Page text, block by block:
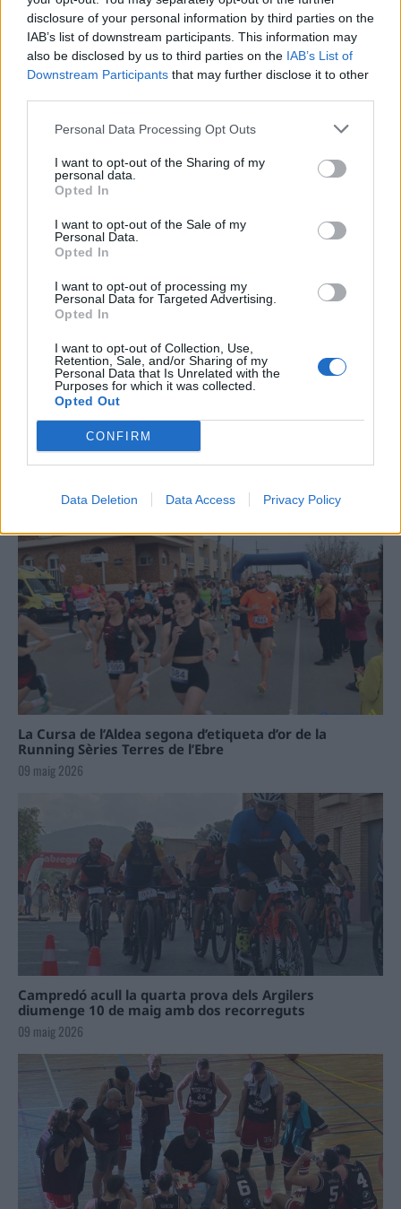
disclosure of your personal information by third parties on the
IAB’s list of downstream participants. This information may
also be disclosed by us to third parties on the IAB’s List of
Downstream Participants that may further disclose it to other
Personal Data Processing Opt Outs
I want to opt-out of the Sharing of my
personal data.
Opted In
I want to opt-out of the Sale of my
Personal Data.
Opted In
I want to opt-out of processing my
Personal Data for Targeted Advertising.
Opted In
I want to opt-out of Collection, Use,
Retention, Sale, and/or Sharing of my
Personal Data that Is Unrelated with the
Purposes for which it was collected.
Opted Out
CONFIRM
Data Deletion Data Access Privacy Policy
termini de les obres de l’aparcament
dels terrenys de Renfe per les altes
temperatures
7 d'agost de 2026
Amposta recupera les Cases del Castell
vincula patrimoni, turisme i
enguany amb més modistes i gairebé
d’Amposta”
31 de juliol de 2026
La Cursa de l’Aldea segona d’etiqueta d’or de la
Running Sèries Terres de l’Ebre
09 maig 2026
Campredó acull la quarta prova dels Argilers
diumenge 10 de maig amb dos recorreguts
09 maig 2026